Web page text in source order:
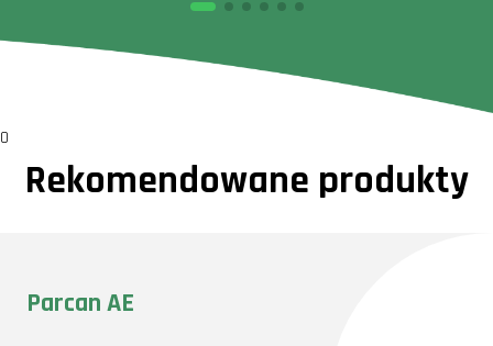
0
Rekomendowane produkty
Parcan AE